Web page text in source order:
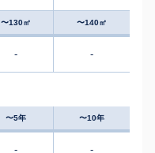
〜130㎡ 〜140㎡
- -
〜5年 〜10年
- -